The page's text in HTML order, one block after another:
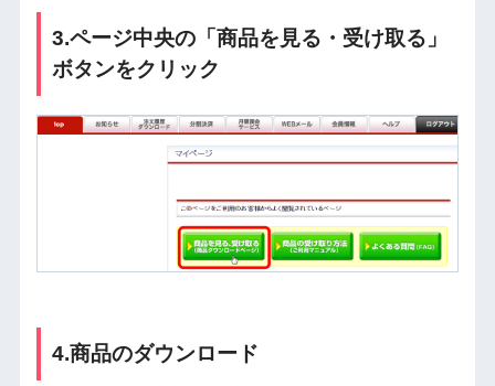
3.ページ中央の「商品を見る・受け取る」
ボタンをクリック
4.商品のダウンロード